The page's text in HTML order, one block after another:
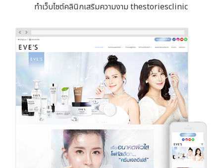
ทำเว็บไซต์คลินิกเสริมความงาม thestoriesclinic